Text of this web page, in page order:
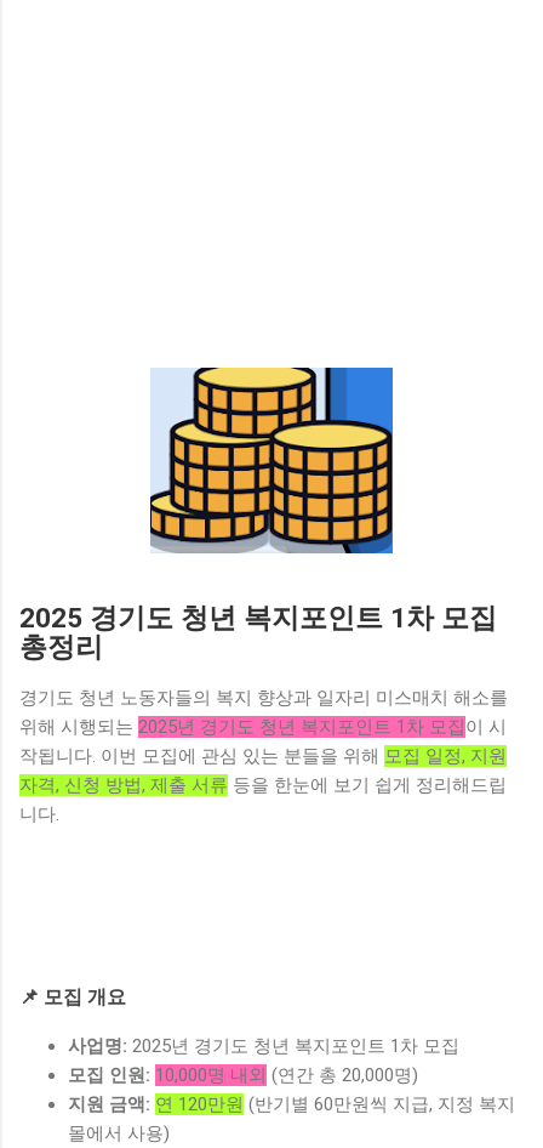
2025 경기도 청년 복지포인트 1차 모집
총정리
경기도 청년 노동자들의 복지 향상과 일자리 미스매치 해소를
위해 시행되는 2025년 경기도 청년 복지포인트 1차 모집이 시
작됩니다. 이번 모집에 관심 있는 분들을 위해 모집 일정, 지원
자격, 신청 방법, 제출 서류 등을 한눈에 보기 쉽게 정리해드립
니다.
📌 모집 개요
사업명: 2025년 경기도 청년 복지포인트 1차 모집
모집 인원: 10,000명 내외 (연간 총 20,000명)
지원 금액: 연 120만원 (반기별 60만원씩 지급, 지정 복지
몰에서 사용)